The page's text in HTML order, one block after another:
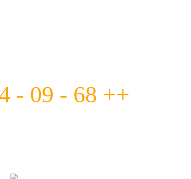
- 09 - 68 ++